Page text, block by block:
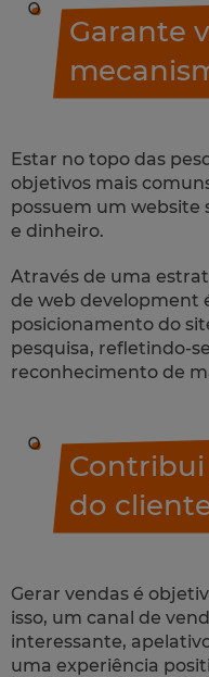
Garante
Estar no topo das
objetivos mais
possuem um website
e dinheiro.
Através de uma
de web development
posicionamento do
pesquisa, refletindo-
reconhecimento de
Contribui
do
Gerar vendas é
isso, um canal de
interessante,
uma experiência